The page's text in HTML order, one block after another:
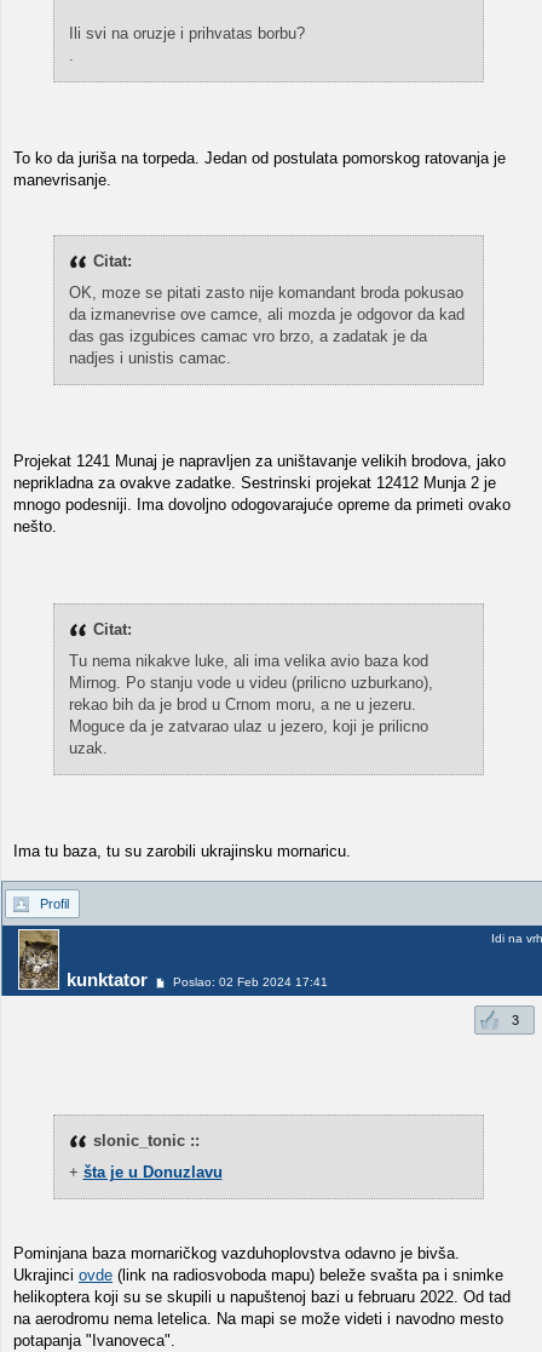
Ili svi na oruzje i prihvatas borbu?
.
To ko da juriša na torpeda. Jedan od postulata pomorskog ratovanja je
manevrisanje.
Citat:
OK, moze se pitati zasto nije komandant broda pokusao
da izmanevrise ove camce, ali mozda je odgovor da kad
das gas izgubices camac vro brzo, a zadatak je da
nadjes i unistis camac.
Projekat 1241 Munaj je napravljen za uništavanje velikih brodova, jako
neprikladna za ovakve zadatke. Sestrinski projekat 12412 Munja 2 je
mnogo podesniji. Ima dovoljno odogovarajuće opreme da primeti ovako
nešto.
Citat:
Tu nema nikakve luke, ali ima velika avio baza kod
Mirnog. Po stanju vode u videu (prilicno uzburkano),
rekao bih da je brod u Crnom moru, a ne u jezeru.
Moguce da je zatvarao ulaz u jezero, koji je prilicno
uzak.
Ima tu baza, tu su zarobili ukrajinsku mornaricu.
Profil
kunktator Poslao: 02 Feb 2024 17:41
Idi na vrh
3
slonic_tonic ::
+ šta je u Donuzlavu
Pominjana baza mornaričkog vazduhoplovstva odavno je bivša.
Ukrajinci ovde (link na radiosvoboda mapu) beleže svašta pa i snimke
helikoptera koji su se skupili u napuštenoj bazi u februaru 2022. Od tad
na aerodromu nema letelica. Na mapi se može videti i navodno mesto
potapanja "Ivanoveca".